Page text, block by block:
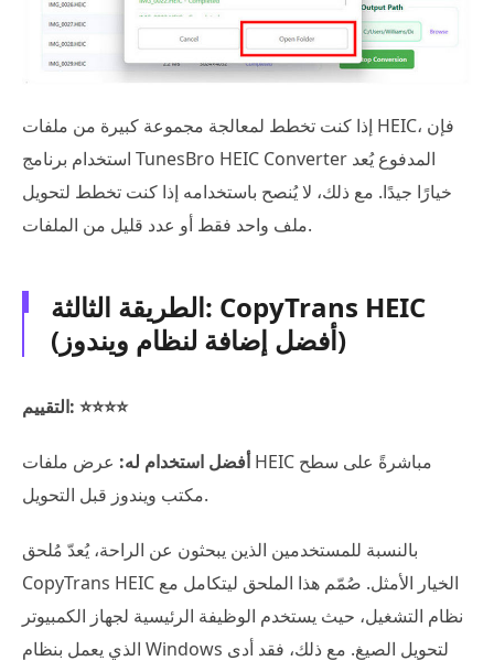
إذا كنت تخطط لمعالجة مجموعة كبيرة من ملفات HEIC، فإن
استخدام برنامج TunesBro HEIC Converter المدفوع يُعد
خيارًا جيدًا. مع ذلك، لا يُنصح باستخدامه إذا كنت تخطط لتحويل
ملف واحد فقط أو عدد قليل من الملفات.
الطريقة الثالثة: CopyTrans HEIC
(أفضل إضافة لنظام ويندوز)
التقييم: ⭐⭐⭐⭐
أفضل استخدام له: عرض ملفات HEIC مباشرةً على سطح
مكتب ويندوز قبل التحويل.
بالنسبة للمستخدمين الذين يبحثون عن الراحة، يُعدّ مُلحق
CopyTrans HEIC الخيار الأمثل. صُمّم هذا الملحق ليتكامل مع
نظام التشغيل، حيث يستخدم الوظيفة الرئيسية لجهاز الكمبيوتر
الذي يعمل بنظام Windows لتحويل الصيغ. مع ذلك، فقد أدى